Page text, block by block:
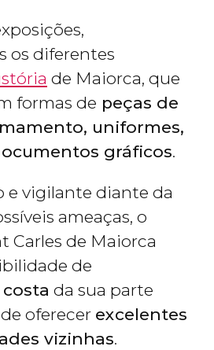
os diferentes
de Maiorca, que
formas de peças de
uniformes,
gráficos.
e vigilante diante da
ameaças, o
Carles de Maiorca
de
da sua parte
oferecer excelentes
vizinhas.